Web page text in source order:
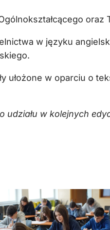
oraz
w języku
ułożone w oparciu o
w kolejnych